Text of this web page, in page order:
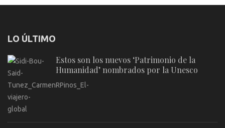
LO ÚLTIMO
Estos son los nuevos ‘Patrimonio de la
Humanidad’ nombrados por la Unesco